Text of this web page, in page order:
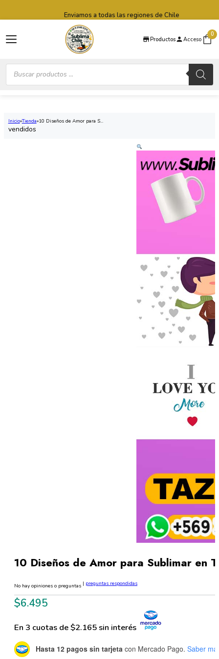
Productos Acceso
0
Búsqueda
productos
Enviamos a todas las regiones de Chile
Inicio Tienda 10 Diseños de Amor para S...
vendidos
10 Diseños de Amor para Sublimar en
No hay opiniones o preguntas | preguntas respondidas
$6.495
En 3 cuotas de $2.165 sin interés
Hasta 12 pagos sin tarjeta con Mercado Pago. Saber